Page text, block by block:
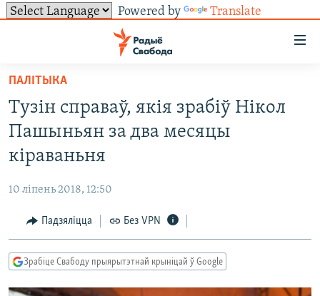
Powered by Translate
ўнівэрсальнага
доступу
Перайсьці
да
галоўнага
зьместу
Перайсьці
да
навігацыі
Перайсьці
да
ЭКАНОМІКА
ТОЛЬКІ НА СВАБОДЗЕ
ГІСТОРЫЯ НА СВАБОДЗЕ
ПАДКАСТЫ
СУВЯЗЬ
ПАДЗЯЛІЦЦА ІНФАРМАЦЫЯЙ
ПАДКАСТЫ
ПАЛІТЫКА
Тузін справаў, якія зрабіў Нікол
Пашыньян за два месяцы
кіраваньня
10 ліпень 2018, 12:50
Падзяліцца Без VPN
Зрабіце Свабоду прыярытэтнай крыніцай ў Google